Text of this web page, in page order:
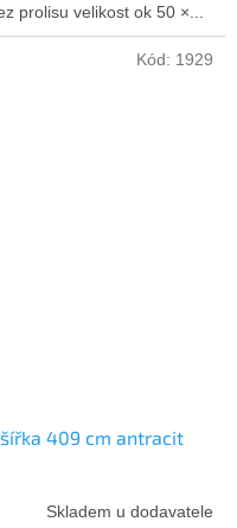
prolisu velikost ok 50 ×...
šířka 409 cm antracit
Skladem u dodavatele
Kód: 1929